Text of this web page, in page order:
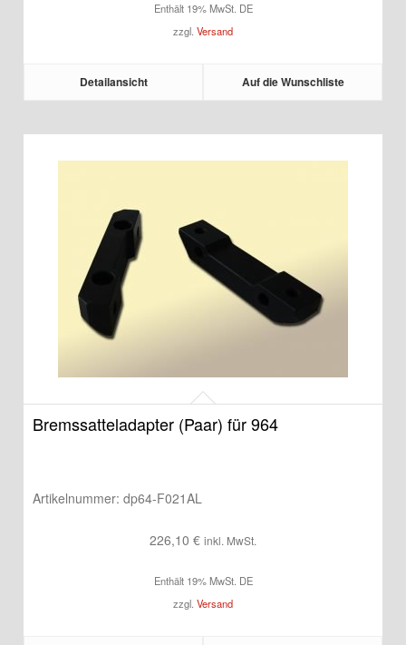
Enthält 19% MwSt. DE
zzgl. Versand
Detailansicht Auf die Wunschliste
Bremssatteladapter (Paar) für 964
Artikelnummer: dp64-F021AL
226,10 € inkl. MwSt.
Enthält 19% MwSt. DE
zzgl. Versand